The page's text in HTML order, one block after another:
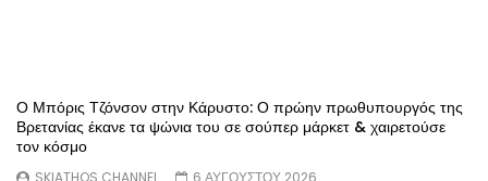
Ο Μπόρις Τζόνσον στην Κάρυστο: Ο πρώην πρωθυπουργός της
Βρετανίας έκανε τα ψώνια του σε σούπερ μάρκετ & χαιρετούσε
τον κόσμο
SKIATHOS CHANNEL
6 ΑΥΓΟΎΣΤΟΥ 2026